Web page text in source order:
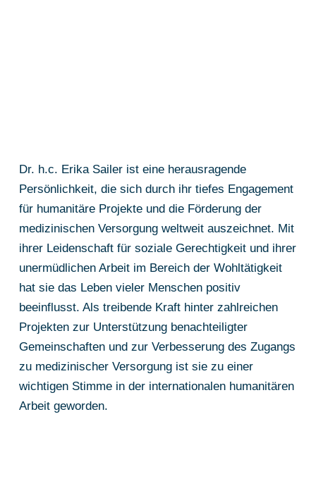
Dr. h.c. Erika Sailer ist eine herausragende
Persönlichkeit, die sich durch ihr tiefes Engagement
für humanitäre Projekte und die Förderung der
medizinischen Versorgung weltweit auszeichnet. Mit
ihrer Leidenschaft für soziale Gerechtigkeit und ihrer
unermüdlichen Arbeit im Bereich der Wohltätigkeit
hat sie das Leben vieler Menschen positiv
beeinflusst. Als treibende Kraft hinter zahlreichen
Projekten zur Unterstützung benachteiligter
Gemeinschaften und zur Verbesserung des Zugangs
zu medizinischer Versorgung ist sie zu einer
wichtigen Stimme in der internationalen humanitären
Arbeit geworden.